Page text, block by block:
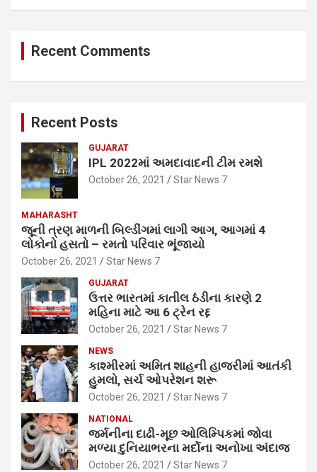
Recent Comments
Recent Posts
GUJARAT
IPL 2022માં અમદાવાદની ટીમ રમશે
October 26, 2021 Star News 7
MAHARASHT
જૂની ત્રણ માળની બિલ્ડીંગમાં લાગી આગ, આગમાં 4
લોકોનો હસતો – રમતો પરિવાર ભૂંજાયો
October 26, 2021 Star News 7
GUJARAT
ઉત્તર ભારતમાં કાતીલ ઠંડીના કારણે 2
મહિના માટે આ 6 ટ્રેન રદ્દ
October 26, 2021 Star News 7
NEWS
કાશ્મીરમાં અમિત શાહની હાજરીમાં આતંકી
હુમલો, સર્ચ ઓપરેશન શરૂ
October 26, 2021 Star News 7
NATIONAL
જર્મનીના દાઢી-મૂછ ઓલિમ્પિકમાં જોવા
મળ્યા દુનિયાભરના મર્દોના અનોખા અંદાજ
October 26, 2021 Star News 7